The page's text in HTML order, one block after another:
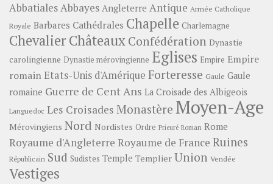
AbbatialesAbbayes Angleterre Antique Armée Catholique
Royale Barbares Cathédrales Chapelle Charlemagne
ChevalierChâteauxConfédération Dynastie
carolingienne Dynastie mérovingienne Eglises Empire Empire
romainEtats-Unis d'Amérique Forteresse Gaule Gaule
romaine Guerre de Cent Ans La Croisade des Albigeois
Languedoc Les Croisades Monastère Moyen-Age
Mérovingiens Nord Nordistes Ordre Prieuré Roman Rome
Royaume d'Angleterre Royaume de France Ruines
Républicain Sud Sudistes Temple Templier Union Vendée
Vestiges